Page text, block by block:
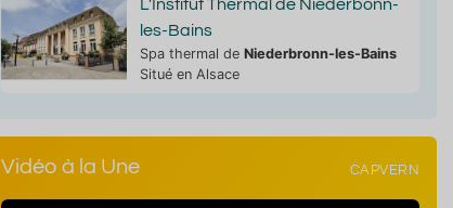
L'Institut Thermal de Niederbonn-
les-Bains
Spa thermal de Niederbronn-les-Bains
Situé en Alsace
Vidéo à la Une CAPVERN